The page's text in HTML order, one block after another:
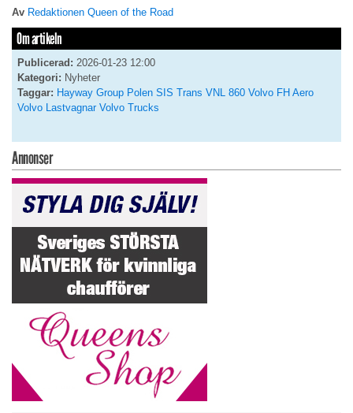
Av Redaktionen Queen of the Road
Om artikeln
Publicerad: 2026-01-23 12:00
Kategori: Nyheter
Taggar: Hayway Group Polen SIS Trans VNL 860 Volvo FH Aero
Volvo Lastvagnar Volvo Trucks
Annonser